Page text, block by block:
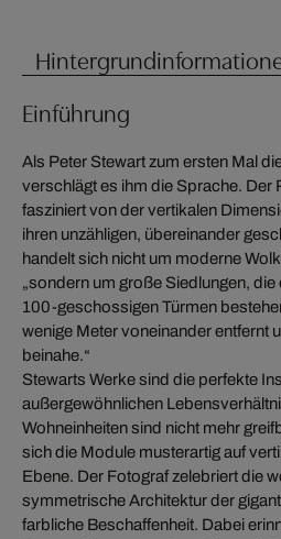
Einführung
Als Peter Stewart zum ersten Mal
verschlägt es ihm die Sprache. Der
fasziniert von der vertikalen
ihren unzähligen, übereinander
handelt sich nicht um moderne
„sondern um große Siedlungen,
100-geschossigen Türmen
wenige Meter voneinander entfernt
beinahe.“
Stewarts Werke sind die perfekte
außergewöhnlichen
Wohneinheiten sind nicht mehr
sich die Module musterartig auf
Ebene. Der Fotograf zelebriert die
symmetrische Architektur der
farbliche Beschaffenheit. Dabei